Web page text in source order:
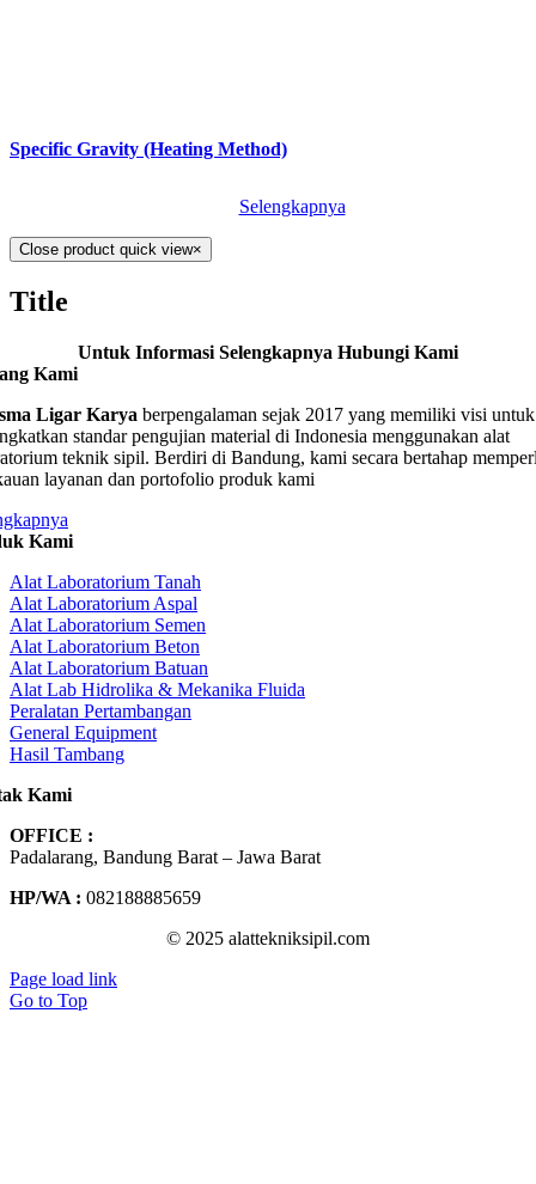
Specific Gravity (Heating Method)
Selengkapnya
Close product quick view×
Title
Untuk Informasi Selengkapnya Hubungi Kami
Kami
Ligar Karya berpengalaman sejak 2017 yang memiliki visi untuk
standar pengujian material di Indonesia menggunakan alat
teknik sipil. Berdiri di Bandung, kami secara bertahap
layanan dan portofolio produk kami
Kami
Alat Laboratorium Tanah
Alat Laboratorium Aspal
Alat Laboratorium Semen
Alat Laboratorium Beton
Alat Laboratorium Batuan
Alat Lab Hidrolika & Mekanika Fluida
Peralatan Pertambangan
General Equipment
Hasil Tambang
Kami
OFFICE :
Padalarang, Bandung Barat – Jawa Barat
HP/WA : 082188885659
© 2025 alattekniksipil.com
Page load link
Go to Top